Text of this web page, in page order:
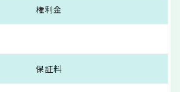
権利金
保証料